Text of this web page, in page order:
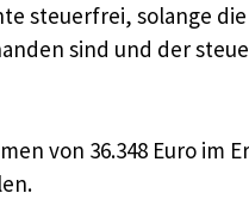
steuerfrei, solange
sind und der
von 36.348 Euro